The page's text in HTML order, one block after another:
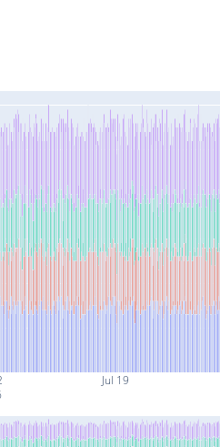
Jul 19